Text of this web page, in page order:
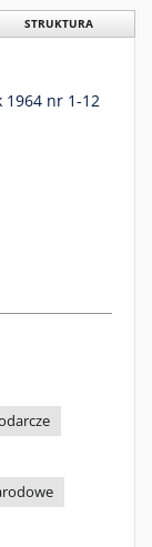
STRUKTURA
1964 nr 1-12